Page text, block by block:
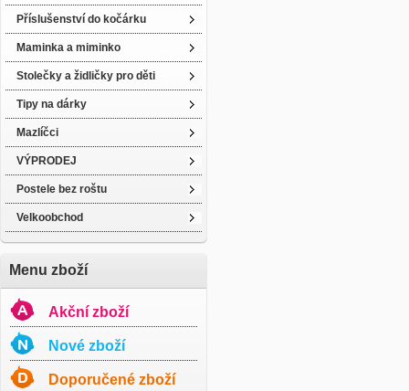
Příslušenství do kočárku
Maminka a miminko
Stolečky a židličky pro děti
Tipy na dárky
Mazlíčci
VÝPRODEJ
Postele bez roštu
Velkoobchod
Menu zboží
Akční zboží
Nové zboží
Doporučené zboží